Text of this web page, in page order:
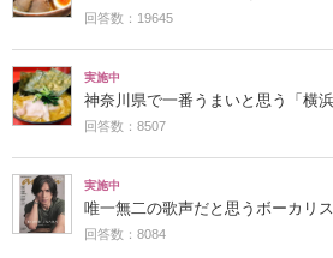
回答数：19645
実施中
神奈川県で一番うまいと思う「横
回答数：8507
実施中
唯一無二の歌声だと思うボーカリ
回答数：8084